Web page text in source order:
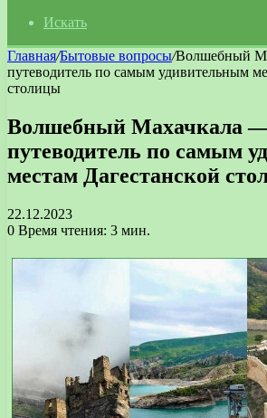
Искать
Главная/Бытовые вопросы/Волшебный
путеводитель по самым удивительным
столицы
Волшебный Махачкала
путеводитель по самым
местам Дагестанской
22.12.2023
0 Время чтения: 3 мин.